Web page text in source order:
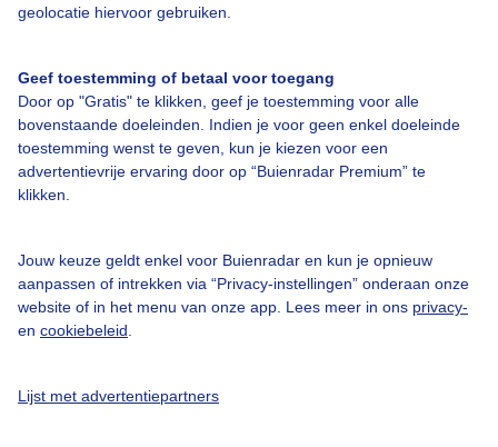
geolocatie hiervoor gebruiken.
Geef toestemming of betaal voor toegang
Door op "Gratis" te klikken, geef je toestemming voor alle
bovenstaande doeleinden. Indien je voor geen enkel doeleinde
toestemming wenst te geven, kun je kiezen voor een
advertentievrije ervaring door op “Buienradar Premium” te
klikken.
Jouw keuze geldt enkel voor Buienradar en kun je opnieuw
aanpassen of intrekken via “Privacy-instellingen” onderaan onze
website of in het menu van onze app. Lees meer in ons privacy-
en cookiebeleid
Lijst met advertentiepartners
Toegankelijkheid
Gebruikersvoorwaarden
Adverteren
Privacy beleid
Cookie beleid
Privacy instellingen